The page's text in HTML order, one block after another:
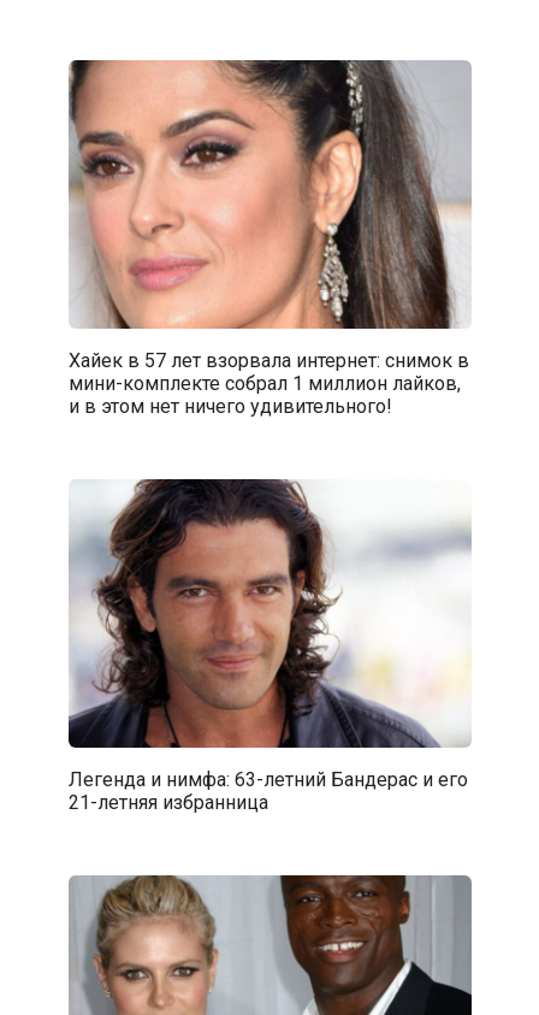
Хайек в 57 лет взорвала интернет: снимок в
мини-комплекте собрал 1 миллион лайков,
и в этом нет ничего удивительного!
Легенда и нимфа: 63-летний Бандерас и его
21-летняя избранница